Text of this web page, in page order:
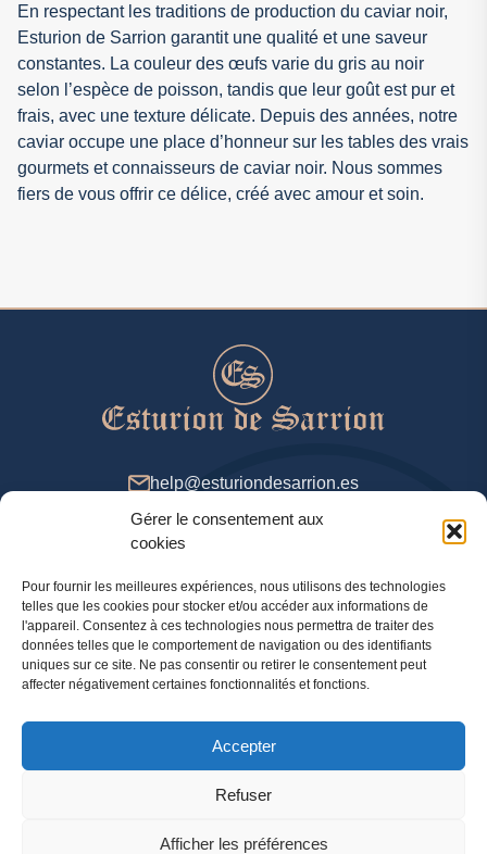
Gérer le consentement aux
cookies
Pour fournir les meilleures expériences, nous utilisons des technologies
telles que les cookies pour stocker et/ou accéder aux informations de
l'appareil. Consentez à ces technologies nous permettra de traiter des
données telles que le comportement de navigation ou des identifiants
uniques sur ce site. Ne pas consentir ou retirer le consentement peut
affecter négativement certaines fonctionnalités et fonctions.
Accepter
Refuser
Afficher les préférences
En respectant les traditions de production du caviar noir,
Esturion de Sarrion garantit une qualité et une saveur
constantes. La couleur des œufs varie du gris au noir
selon l’espèce de poisson, tandis que leur goût est pur et
frais, avec une texture délicate. Depuis des années, notre
caviar occupe une place d’honneur sur les tables des vrais
gourmets et connaisseurs de caviar noir. Nous sommes
fiers de vous offrir ce délice, créé avec amour et soin.
help@esturiondesarrion.es
De 9 à 18 (GMT +2) dans la semaine
méthodes de payement
Information légale